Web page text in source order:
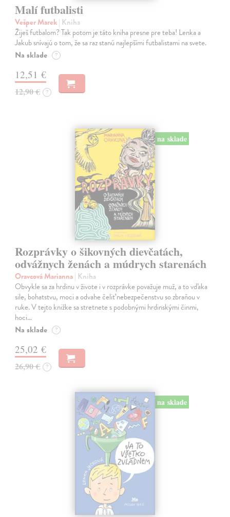
Malí futbalisti
Vešper Marek| Kniha
Žiješ futbalom? Tak potom je táto kniha presne pre teba! Lenka a
Jakub snívajú o tom, že sa raz stanú najlepšími futbalistami na svete.
Na sklade ?
12,51 €
12,90 € ?
na sklade
Rozprávky o šikovných dievčatách,
odvážnych ženách a múdrych starenách
Oravcová Marianna| Kniha
Obvykle sa za hrdinu v živote i v rozprávke považuje muž, a to vďaka
sile, bohatstvu, moci a odvahe čeliť nebezpečenstvu so zbraňou v
ruke. V tejto knižke sa stretnete s podobnými hrdinskými činmi,
hoci…
Na sklade ?
25,02 €
26,90 € ?
na sklade